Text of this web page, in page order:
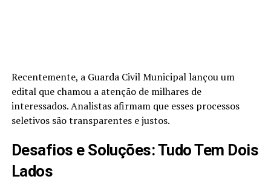
Recentemente, a Guarda Civil Municipal lançou um
edital que chamou a atenção de milhares de
interessados. Analistas afirmam que esses processos
seletivos são transparentes e justos.
Desafios e Soluções: Tudo Tem Dois
Lados